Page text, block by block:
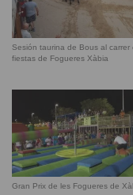
Sesión taurina de Bous al carrer
fiestas de Fogueres Xàbia
Gran Prix de les Fogueres de